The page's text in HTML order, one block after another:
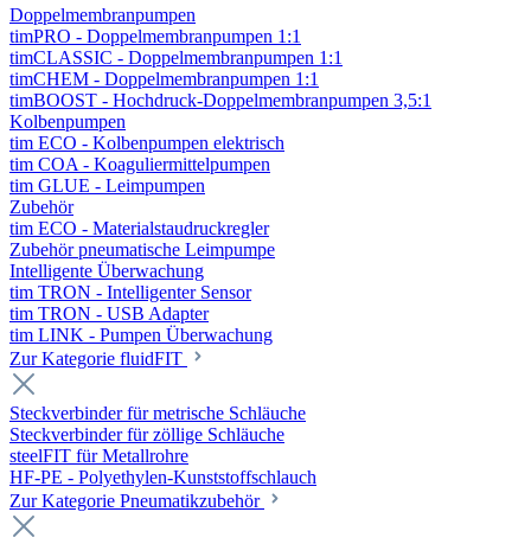
Doppelmembranpumpen
timPRO - Doppelmembranpumpen 1:1
timCLASSIC - Doppelmembranpumpen 1:1
timCHEM - Doppelmembranpumpen 1:1
timBOOST - Hochdruck-Doppelmembranpumpen 3,5:1
Kolbenpumpen
tim ECO - Kolbenpumpen elektrisch
tim COA - Koaguliermittelpumpen
tim GLUE - Leimpumpen
Zubehör
tim ECO - Materialstaudruckregler
Zubehör pneumatische Leimpumpe
Intelligente Überwachung
tim TRON - Intelligenter Sensor
tim TRON - USB Adapter
tim LINK - Pumpen Überwachung
Zur Kategorie fluidFIT
Steckverbinder für metrische Schläuche
Steckverbinder für zöllige Schläuche
steelFIT für Metallrohre
HF-PE - Polyethylen-Kunststoffschlauch
Zur Kategorie Pneumatikzubehör